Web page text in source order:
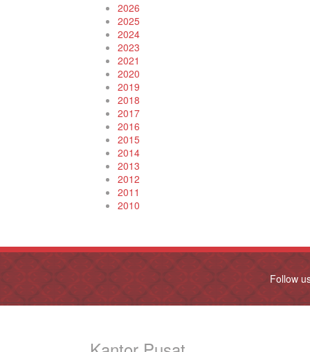
2026
2025
2024
2023
2021
2020
2019
2018
2017
2016
2015
2014
2013
2012
2011
2010
Follow